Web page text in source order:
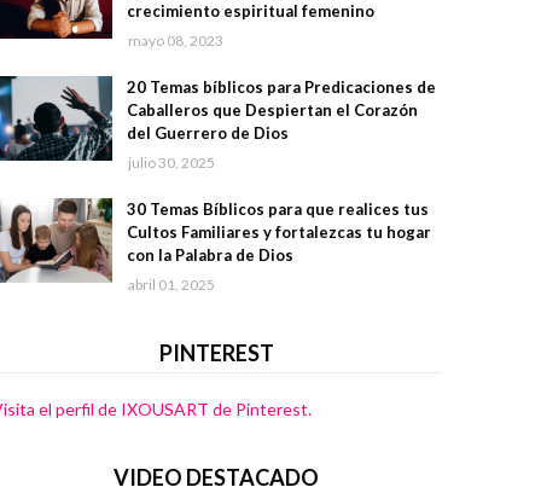
crecimiento espiritual femenino
mayo 08, 2023
20 Temas bíblicos para Predicaciones de
Caballeros que Despiertan el Corazón
del Guerrero de Dios
julio 30, 2025
30 Temas Bíblicos para que realices tus
Cultos Familiares y fortalezcas tu hogar
con la Palabra de Dios
abril 01, 2025
PINTEREST
el perfil de IXOUSART de Pinterest.
VIDEO DESTACADO